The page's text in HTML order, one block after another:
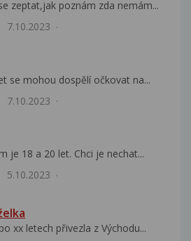
zeptat,jak poznám zda nemám...
7.10.2023
se mohou dospělí očkovat na...
7.10.2023
je 18 a 20 let. Chci je nechat...
5.10.2023
xx letech přivezla z Východu...